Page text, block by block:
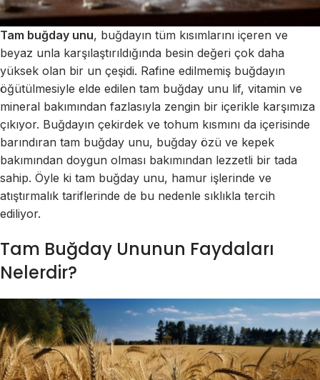
Tam buğday unu, buğdayın tüm kısımlarını içeren ve
beyaz unla karşılaştırıldığında besin değeri çok daha
yüksek olan bir un çeşidi. Rafine edilmemiş buğdayın
öğütülmesiyle elde edilen tam buğday unu lif, vitamin ve
mineral bakımından fazlasıyla zengin bir içerikle karşımıza
çıkıyor. Buğdayın çekirdek ve tohum kısmını da içerisinde
barındıran tam buğday unu, buğday özü ve kepek
bakımından doygun olması bakımından lezzetli bir tada
sahip. Öyle ki tam buğday unu, hamur işlerinde ve
atıştırmalık tariflerinde de bu nedenle sıklıkla tercih
ediliyor.
Tam Buğday Ununun Faydaları
Nelerdir?